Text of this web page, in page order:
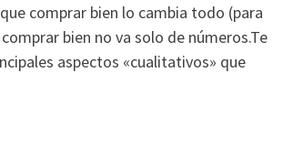
comprar bien lo cambia todo (para
bien no va solo de números.Te
aspectos «cualitativos» que